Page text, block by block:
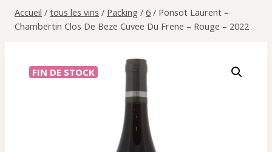
Accueil / tous les vins / Packing / 6 / Ponsot Laurent –
Chambertin Clos De Beze Cuvee Du Frene – Rouge – 2022
FIN DE STOCK